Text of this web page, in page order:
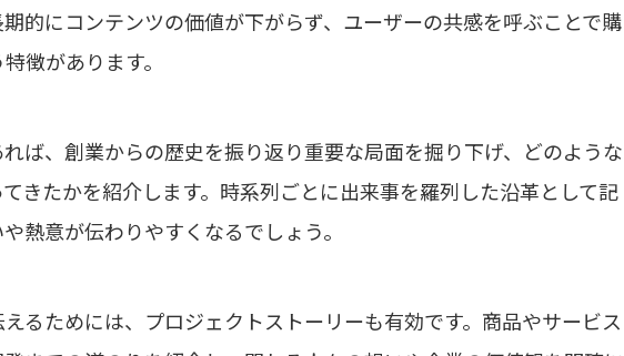
的にコンテンツの価値が下がらず、ユーザーの共感を呼ぶことで購
徴があります。
ば、創業からの歴史を振り返り重要な局面を掘り下げ、どのような
きたかを紹介します。時系列ごとに出来事を羅列した沿革として記
熱意が伝わりやすくなるでしょう。
るためには、プロジェクトストーリーも有効です。商品やサービス